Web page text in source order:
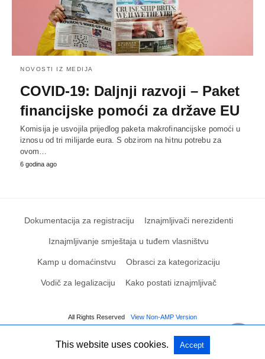
NOVOSTI IZ MEDIJA
COVID-19: Daljnji razvoji – Paket
financijske pomoći za države EU
Komisija je usvojila prijedlog paketa makrofinancijske pomoći u
iznosu od tri milijarde eura. S obzirom na hitnu potrebu za
ovom…
6 godina ago
Dokumentacija za registraciju Iznajmljivači nerezidenti
Iznajmljivanje smještaja u tuđem vlasništvu
Kamp u domaćinstvu Obrasci za kategorizaciju
Vodič za legalizaciju Kako postati iznajmljivač
All Rights Reserved View Non-AMP Version
This website uses cookies. Accept